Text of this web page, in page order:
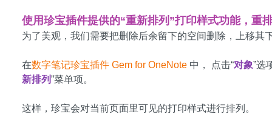
使用珍宝插件提供的“重新排列”打印样式功能，重
为了美观，我们需要把删除后余留下的空间删除，上移其
在数字笔记珍宝插件 Gem for OneNote 中， 点击“对象”选
新排列”菜单项。
这样，珍宝会对当前页面里可见的打印样式进行排列。